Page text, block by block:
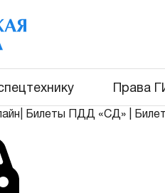
Права
Билеты ПДД «СД»